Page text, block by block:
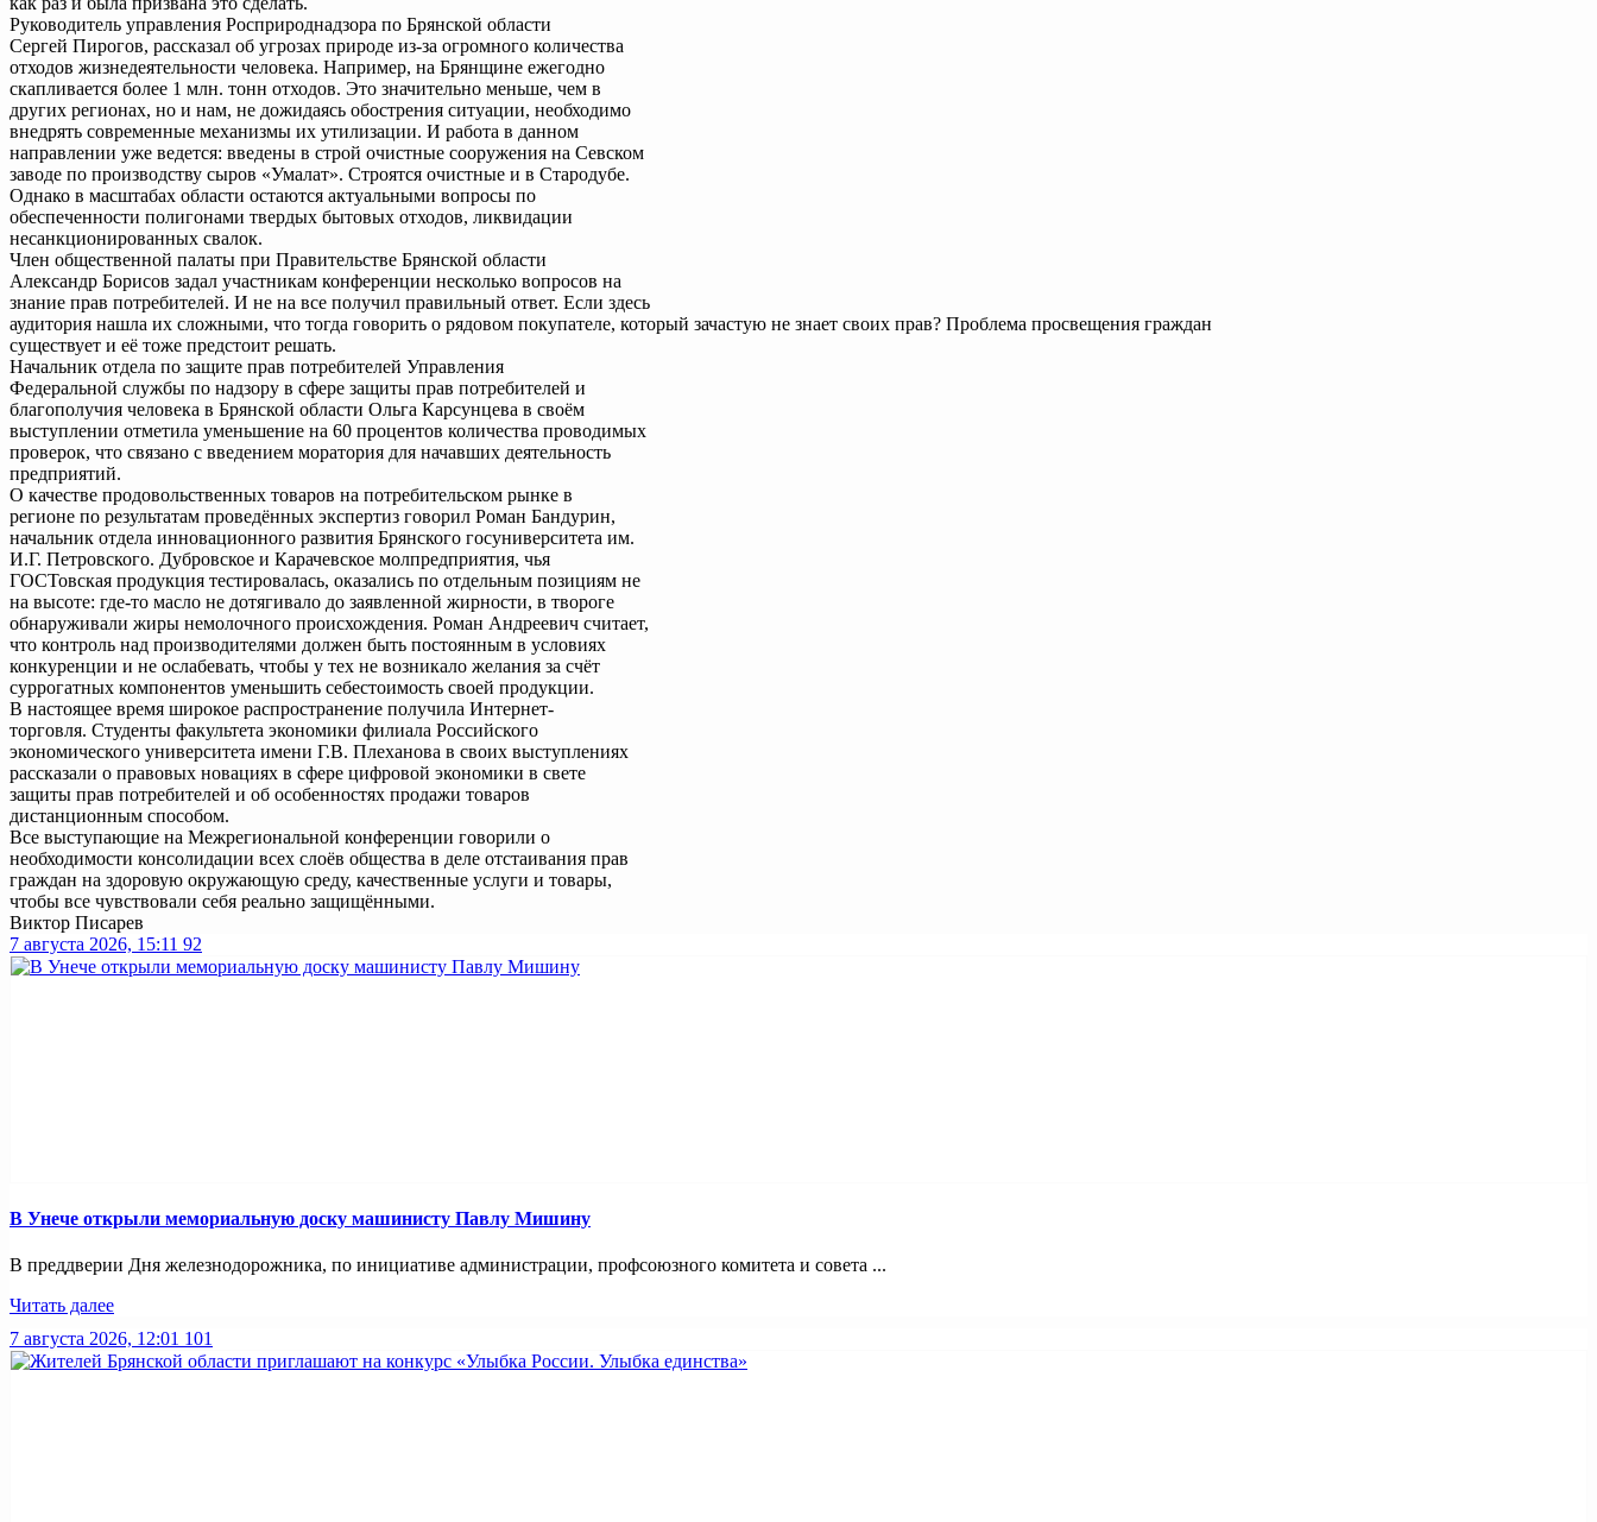
Руководитель управления Росприроднадзора по Брянской области
Сергей Пирогов, рассказал об угрозах природе из-за огромного количества
отходов жизнедеятельности человека. Например, на Брянщине ежегодно
скапливается более 1 млн. тонн отходов. Это значительно меньше, чем в
других регионах, но и нам, не дожидаясь обострения ситуации, необходимо
внедрять современные механизмы их утилизации. И работа в данном
направлении уже ведется: введены в строй очистные сооружения на Севском
заводе по производству сыров «Умалат». Строятся очистные и в Стародубе.
Однако в масштабах области остаются актуальными вопросы по
обеспеченности полигонами твердых бытовых отходов, ликвидации
несанкционированных свалок.
Член общественной палаты при Правительстве Брянской области
Александр Борисов задал участникам конференции несколько вопросов на
знание прав потребителей. И не на все получил правильный ответ. Если здесь
аудитория нашла их сложными, что тогда говорить о рядовом покупателе, который зачастую не знает своих прав? Проблема просвещения граждан
существует и её тоже предстоит решать.
Начальник отдела по защите прав потребителей Управления
Федеральной службы по надзору в сфере защиты прав потребителей и
благополучия человека в Брянской области Ольга Карсунцева в своём
выступлении отметила уменьшение на 60 процентов количества проводимых
проверок, что связано с введением моратория для начавших деятельность
предприятий.
О качестве продовольственных товаров на потребительском рынке в
регионе по результатам проведённых экспертиз говорил Роман Бандурин,
начальник отдела инновационного развития Брянского госуниверситета им.
И.Г. Петровского. Дубровское и Карачевское молпредприятия, чья
ГОСТовская продукция тестировалась, оказались по отдельным позициям не
на высоте: где-то масло не дотягивало до заявленной жирности, в твороге
обнаруживали жиры немолочного происхождения. Роман Андреевич считает,
что контроль над производителями должен быть постоянным в условиях
конкуренции и не ослабевать, чтобы у тех не возникало желания за счёт
суррогатных компонентов уменьшить себестоимость своей продукции.
В настоящее время широкое распространение получила Интернет-
торговля. Студенты факультета экономики филиала Российского
экономического университета имени Г.В. Плеханова в своих выступлениях
рассказали о правовых новациях в сфере цифровой экономики в свете
защиты прав потребителей и об особенностях продажи товаров
дистанционным способом.
Все выступающие на Межрегиональной конференции говорили о
необходимости консолидации всех слоёв общества в деле отстаивания прав
граждан на здоровую окружающую среду, качественные услуги и товары,
чтобы все чувствовали себя реально защищёнными.
Виктор Писарев
7 августа 2026, 15:11 92
В Унече открыли мемориальную доску машинисту Павлу Мишину
В преддверии Дня железнодорожника, по инициативе администрации, профсоюзного комитета и совета ...
Читать далее
7 августа 2026, 12:01 101